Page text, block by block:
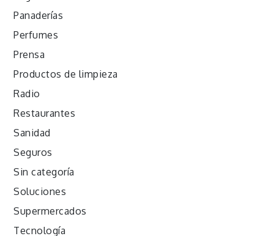
Panaderías
Perfumes
Prensa
Productos de limpieza
Radio
Restaurantes
Sanidad
Seguros
Sin categoría
Soluciones
Supermercados
Tecnología